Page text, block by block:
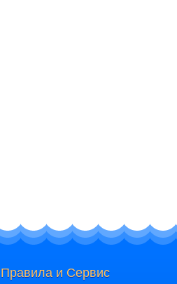
Правила и Сервис